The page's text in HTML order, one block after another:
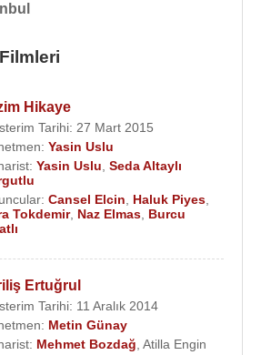
Hikaye
Tarihi: 27 Mart 2015
Yasin Uslu
Yasin Uslu Seda Altaylı
Cansel Elcin Haluk Piyes
Tokdemir, Naz Elmas Burcu
Ertuğrul
Tarihi: 11 Aralık 2014
Metin Günay
Mehmet Bozdağ Atilla Engin